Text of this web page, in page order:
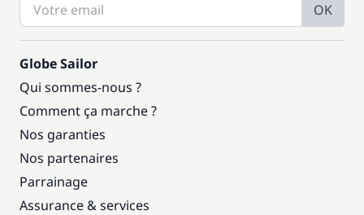
OK
Globe Sailor
Qui sommes-nous ?
Comment ça marche ?
Nos garanties
Nos partenaires
Parrainage
Assurance & services